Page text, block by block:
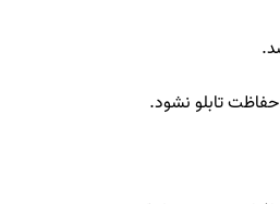
تابلو نشود.